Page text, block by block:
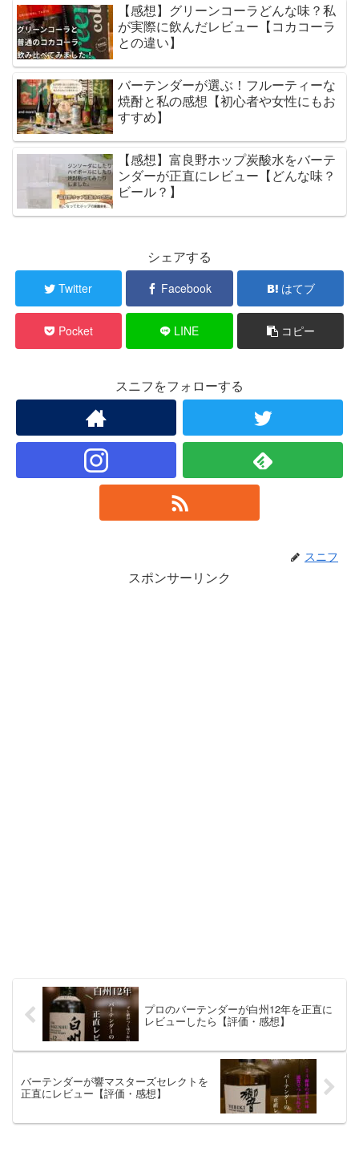
【感想】グリーンコーラどんな味？私
が実際に飲んだレビュー【コカコーラ
との違い】
バーテンダーが選ぶ！フルーティーな
焼酎と私の感想【初心者や女性にもお
すすめ】
【感想】富良野ホップ炭酸水をバーテ
ンダーが正直にレビュー【どんな味？
ビール？】
シェアする
Twitter Facebook はてブ
Pocket LINE コピー
スニフをフォローする
スニフ
スポンサーリンク
プロのバーテンダーが白州12年を正直に
レビューしたら【評価・感想】
バーテンダーが響マスターズセレクトを
正直にレビュー【評価・感想】